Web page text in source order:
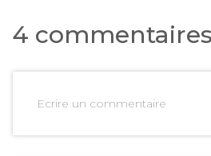
4 commentaires
Ecrire un commentaire